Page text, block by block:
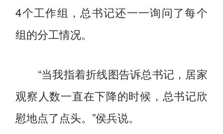
4个工作组，总书记还一一询问了每个
组的分工情况。
“当我指着折线图告诉总书记，居家
观察人数一直在下降的时候，总书记欣
慰地点了点头。”侯兵说。